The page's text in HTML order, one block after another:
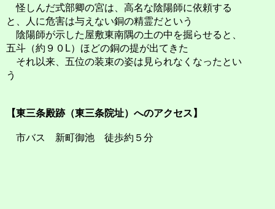
怪しんだ式部卿の宮は、高名な陰陽師に依頼する
と、人に危害は与えない銅の精霊だという
陰陽師が示した屋敷東南隅の土の中を掘らせると、
五斗（約９０L）ほどの銅の提が出てきた
それ以来、五位の装束の姿は見られなくなったとい
う
【東三条殿跡（東三条院址）へのアクセス】
市バス 新町御池 徒歩約５分